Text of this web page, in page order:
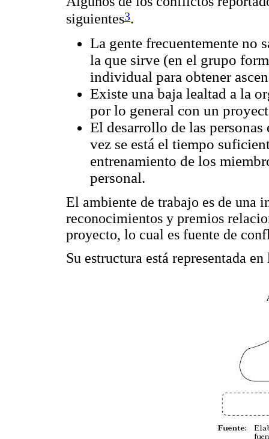
siguientes3.
La gente frecuentemente no
la que sirve (en el grupo
individual para obtener
Existe una baja lealtad a la
por lo general con un
El desarrollo de las
vez se está el tiempo
entrenamiento de los
personal.
El ambiente de trabajo es de una
reconocimientos y premios
proyecto, lo cual es fuente de
Su estructura está representada